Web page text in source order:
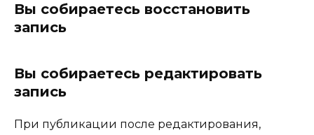
Вы собираетесь восстановить
запись
Вы собираетесь редактировать
запись
При публикации после редактирования,